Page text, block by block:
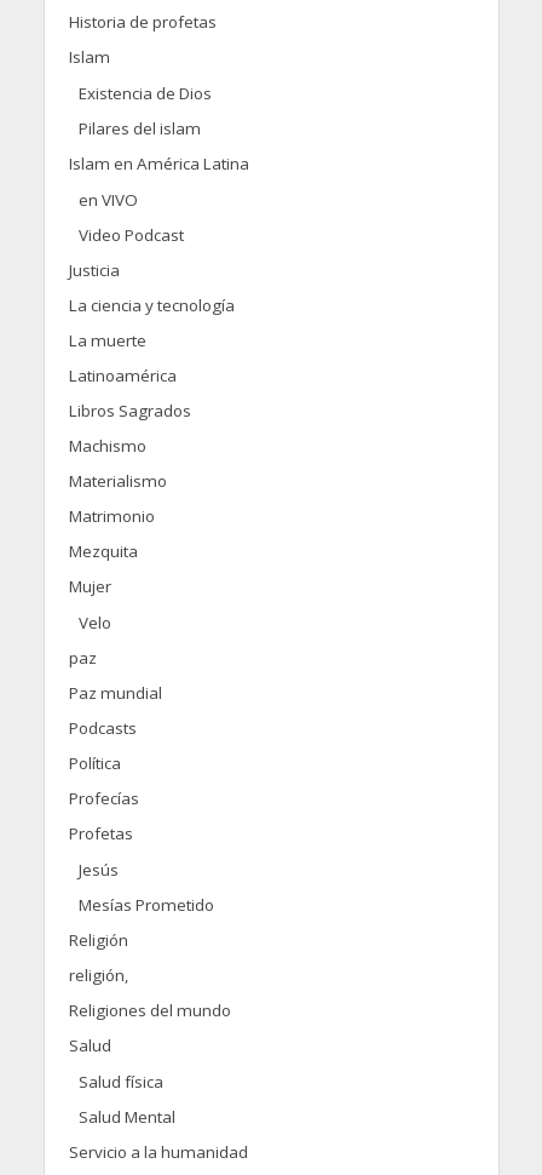
Historia de profetas
Islam
Existencia de Dios
Pilares del islam
Islam en América Latina
en VIVO
Video Podcast
Justicia
La ciencia y tecnología
La muerte
Latinoamérica
Libros Sagrados
Machismo
Materialismo
Matrimonio
Mezquita
Mujer
Velo
paz
Paz mundial
Podcasts
Política
Profecías
Profetas
Jesús
Mesías Prometido
Religión
religión,
Religiones del mundo
Salud
Salud física
Salud Mental
Servicio a la humanidad